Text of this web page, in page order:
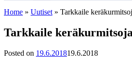
Home » Uutiset » Tarkkaile
Tarkkaile keräkurmitsoja
Posted on 19.6.201819.6.2018